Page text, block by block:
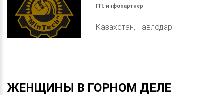
ГП: инфопартнер
Казахстан, Павлодар
ЖЕНЩИНЫ В ГОРНОМ ДЕЛЕ